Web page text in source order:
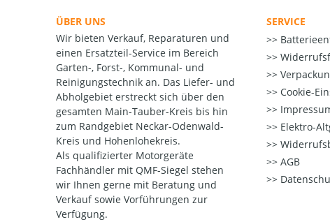
ÜBER UNS
Wir bieten Verkauf, Reparaturen und
einen Ersatzteil-Service im Bereich
Garten-, Forst-, Kommunal- und
Reinigungstechnik an. Das Liefer- und
Abholgebiet erstreckt sich über den
gesamten Main-Tauber-Kreis bis hin
zum Randgebiet Neckar-Odenwald-
Kreis und Hohenlohekreis.
Als qualifizierter Motorgeräte
Fachhändler mit QMF-Siegel stehen
wir Ihnen gerne mit Beratung und
Verkauf sowie Vorführungen zur
Verfügung.
SERVICE
Cookie-
Elektro-
AGB